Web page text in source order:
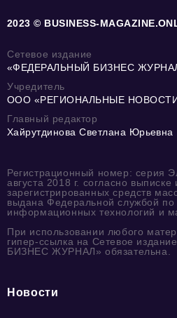
2023 © BUSINESS-
Сетевое издание
«ФЕДЕРАЛЬНЫЙ БИЗНЕС
Учредитель
ООО «РЕГИОНАЛЬНЫЕ
Главный редактор
Хайрутдинова Светлана Юрьевна
Регистрационный номер: серия
августа 2018 г. согласно выписке
зарегистрированных средств
выдана Федеральной службой по
информационных технологий и
При использовании любого
гипер-ссылка на Сетевое
БИЗНЕС ЖУРНАЛ» обязательна.
Новости